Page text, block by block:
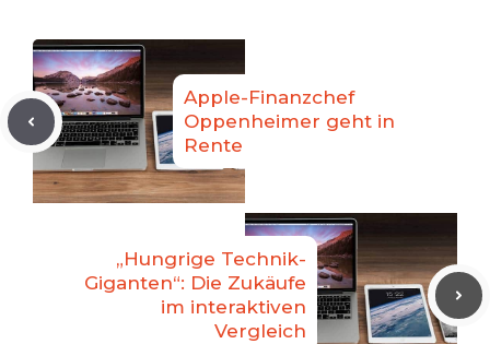
Apple-Finanzchef
Oppenheimer geht in
Rente
„Hungrige Technik-
Giganten“: Die Zukäufe
im interaktiven
Vergleich